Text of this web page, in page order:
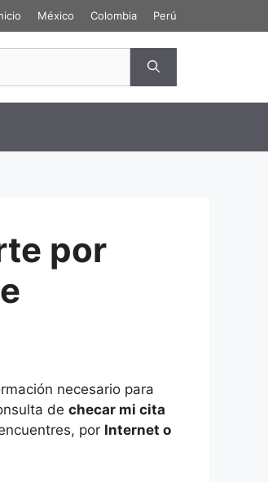
México Colombia Perú
por
necesario para
de checar mi cita
por Internet o